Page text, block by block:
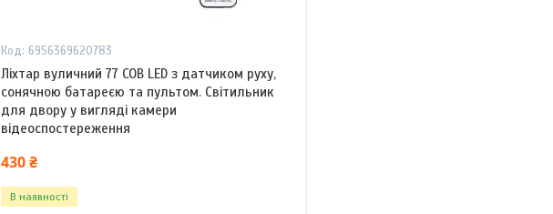
6956369620783
Ліхтар вуличний 77 COB LED з датчиком руху,
сонячною батареєю та пультом. Світильник
для двору у вигляді камери
відеоспостереження
430 ₴
В наявності